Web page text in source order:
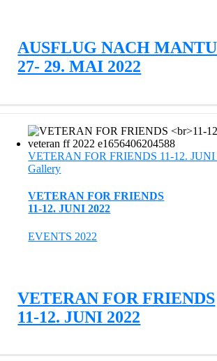
AUSFLUG NACH
27- 29. MAI 2022
VETERAN FOR FRIENDS 11-12. JUNI
Gallery
VETERAN FOR FRIENDS
11-12. JUNI 2022
EVENTS 2022
VETERAN FOR FRIENDS
11-12. JUNI 2022